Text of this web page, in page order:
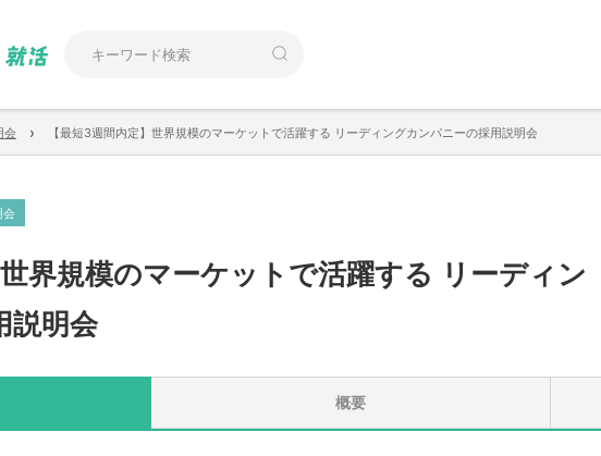
会 › 【最短3週間内定】世界規模のマーケットで活躍する リーディングカンパニーの採用説明会
会
世界規模のマーケットで活躍する リーディン
説明会
概要